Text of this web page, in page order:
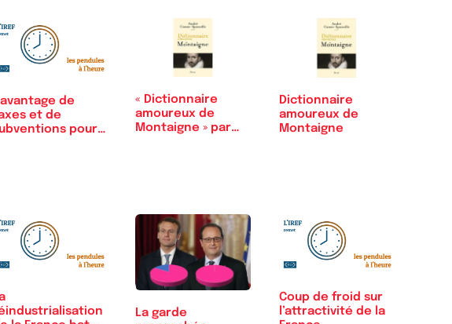
de
et de
pour
« Dictionnaire
amoureux de
Montaigne » par
Dictionnaire
amoureux de
Montaigne
La garde
Coup de froid sur
l’attractivité de la